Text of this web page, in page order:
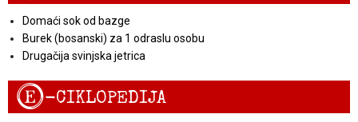
Domaći sok od bazge
Burek (bosanski) za 1 odraslu osobu
Drugačija svinjska jetrica
E-CIKLOPEDIJA